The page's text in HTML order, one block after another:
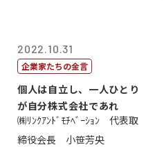
2022.10.31
企業家たちの金言
個人は自立し、一人ひとり
が自分株式会社であれ
㈱ﾘﾝｸｱﾝﾄﾞﾓﾁﾍﾞｰｼｮﾝ 代表取
締役会長 小笹芳央